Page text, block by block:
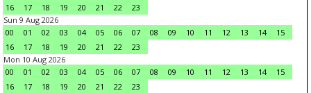
16
17 18 19 20 21 22
23
Sun 9 Aug 2026
00
01 02 03 04 05 06 07 08 09 10 11 12 13 14
15
16
17 18 19 20 21 22
23
Mon 10 Aug 2026
00
01 02 03 04 05 06 07 08 09 10 11 12 13 14
15
16
17 18 19 20 21 22
23